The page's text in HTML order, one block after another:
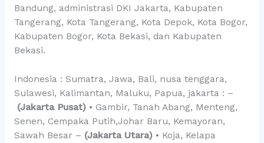
Bandung, administrasi DKI Jakarta, Kabupaten
Tangerang, Kota Tangerang, Kota Depok, Kota Bogor,
Kabupaten Bogor, Kota Bekasi, dan Kabupaten
Bekasi.
Indonesia : Sumatra, Jawa, Bali, nusa tenggara,
Sulawesi, Kalimantan, Maluku, Papua, jakarta : –
(Jakarta Pusat)• Gambir, Tanah Abang, Menteng,
Senen, Cempaka Putih,Johar Baru, Kemayoran,
Sawah Besar – (Jakarta Utara)• Koja, Kelapa